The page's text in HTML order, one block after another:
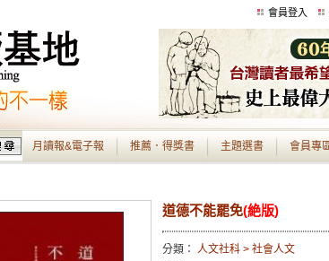
會員登入
月讀報&電子報 推薦．得獎書 主題選書 會員專
道德不能罷免(絶版)
分類： 人文社科 > 社會人文